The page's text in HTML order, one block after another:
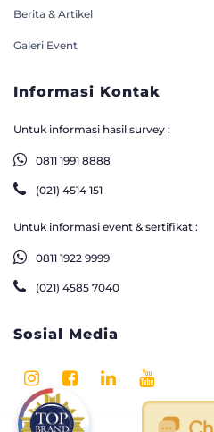
Berita & Artikel
Galeri Event
Informasi Kontak
Untuk informasi hasil survey :
0811 1991 8888
(021) 4514 151
Untuk informasi event & sertifikat :
0811 1922 9999
(021) 4585 7040
Sosial Media